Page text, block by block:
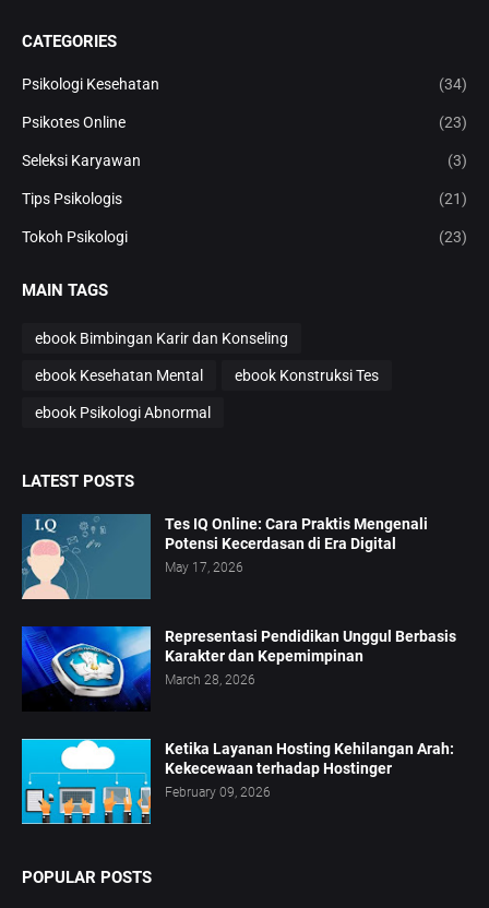
CATEGORIES
Psikologi Kesehatan (34)
Psikotes Online (23)
Seleksi Karyawan (3)
Tips Psikologis (21)
Tokoh Psikologi (23)
MAIN TAGS
ebook Bimbingan Karir dan Konseling
ebook Kesehatan Mental ebook Konstruksi Tes
ebook Psikologi Abnormal
LATEST POSTS
Tes IQ Online: Cara Praktis Mengenali
Potensi Kecerdasan di Era Digital
May 17, 2026
Representasi Pendidikan Unggul Berbasis
Karakter dan Kepemimpinan
March 28, 2026
Ketika Layanan Hosting Kehilangan Arah:
Kekecewaan terhadap Hostinger
February 09, 2026
POPULAR POSTS